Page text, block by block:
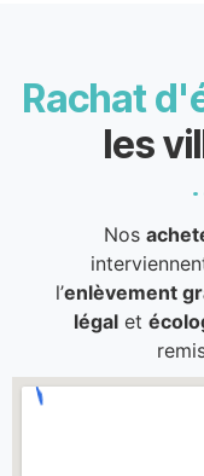
Rachat
les
Nos
l’enlèvement
légalet